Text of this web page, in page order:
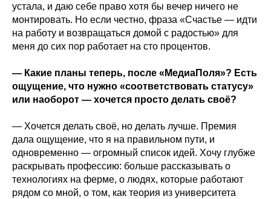
устала, и даю себе право хотя бы вечер ничего не
монтировать. Но если честно, фраза «Счастье — идти
на работу и возвращаться домой с радостью» для
меня до сих пор работает на сто процентов.
— Какие планы теперь, после «МедиаПоля»? Есть
ощущение, что нужно «соответствовать статусу»
или наоборот — хочется просто делать своё?
— Хочется делать своё, но делать лучше. Премия
дала ощущение, что я на правильном пути, и
одновременно — огромный список идей. Хочу глубже
раскрывать профессию: больше рассказывать о
технологиях на ферме, о людях, которые работают
рядом со мной, о том, как теория из университета